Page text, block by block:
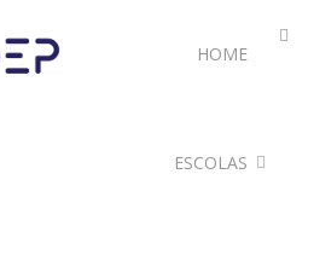
HOME
ESCOLAS